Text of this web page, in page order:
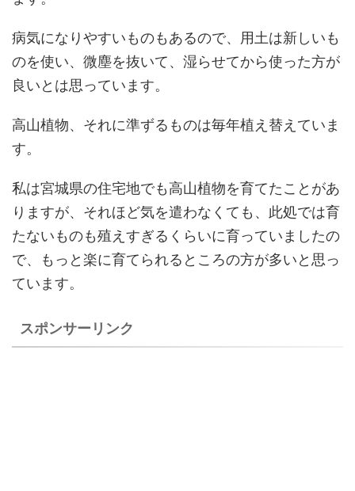
病気になりやすいものもあるので、用土は新しいも
のを使い、微塵を抜いて、湿らせてから使った方が
良いとは思っています。
高山植物、それに準ずるものは毎年植え替えていま
す。
私は宮城県の住宅地でも高山植物を育てたことがあ
りますが、それほど気を遣わなくても、此処では育
たないものも殖えすぎるくらいに育っていましたの
で、もっと楽に育てられるところの方が多いと思っ
ています。
スポンサーリンク